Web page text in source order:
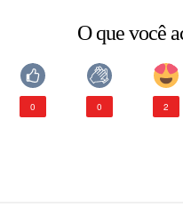
O que você
0 0 2